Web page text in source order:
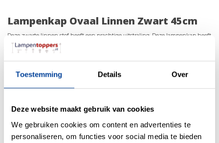
Toestemming Details Over
Deze website maakt gebruik van cookies
We gebruiken cookies om content en advertenties te
personaliseren, om functies voor social media te bieden
Lampenkap Ovaal Linnen Zwart 45cm
Deze zwarte linnen stof heeft een prachtige uitstraling. Deze lampenkap heeft
zijn eigen charme en kan het interieur op verschillende manieren
binnenkant van de lampenkap is wit PVC.
perfecte afwerking. Echt vakmanschap dat je nog maar zelden ziet.
specificaties
Afmeting: 45 x 26.5 x 27cm (BxDxH)